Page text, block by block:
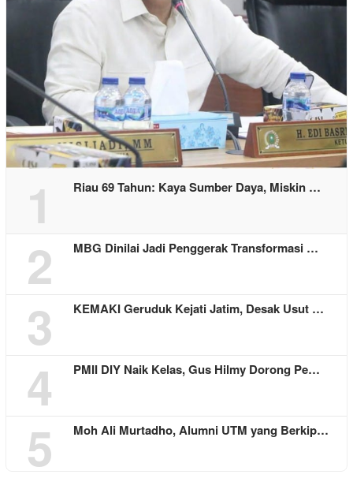
1 Riau 69 Tahun: Kaya Sumber Daya, Miskin …
2 MBG Dinilai Jadi Penggerak Transformasi …
3 KEMAKI Geruduk Kejati Jatim, Desak Usut …
4 PMII DIY Naik Kelas, Gus Hilmy Dorong Pe…
5 Moh Ali Murtadho, Alumni UTM yang Berkip…